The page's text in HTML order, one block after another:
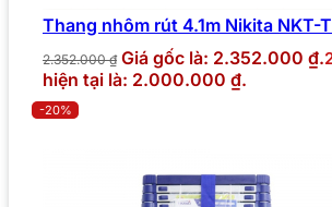
Thang nhôm rút 4.1m Nikita NKT-
2.352.000₫ Giá gốc là: 2.352.000 ₫.
hiện tại là: 2.000.000 ₫.
-20%